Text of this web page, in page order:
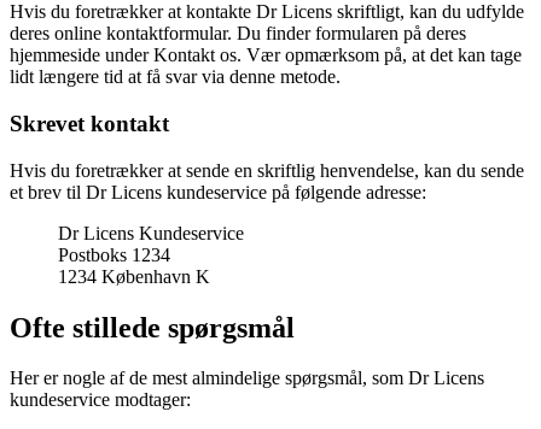
Hvis du foretrækker at kontakte Dr Licens skriftligt, kan du udfylde
deres online kontaktformular. Du finder formularen på deres
hjemmeside under Kontakt os. Vær opmærksom på, at det kan tage
lidt længere tid at få svar via denne metode.
Skrevet kontakt
Hvis du foretrækker at sende en skriftlig henvendelse, kan du sende
et brev til Dr Licens kundeservice på følgende adresse:
Dr Licens Kundeservice
Postboks 1234
1234 København K
Ofte stillede spørgsmål
Her er nogle af de mest almindelige spørgsmål, som Dr Licens
kundeservice modtager: